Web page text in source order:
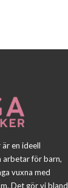
en ideell
arbetar för barn,
vuxna med
Det gör vi bland